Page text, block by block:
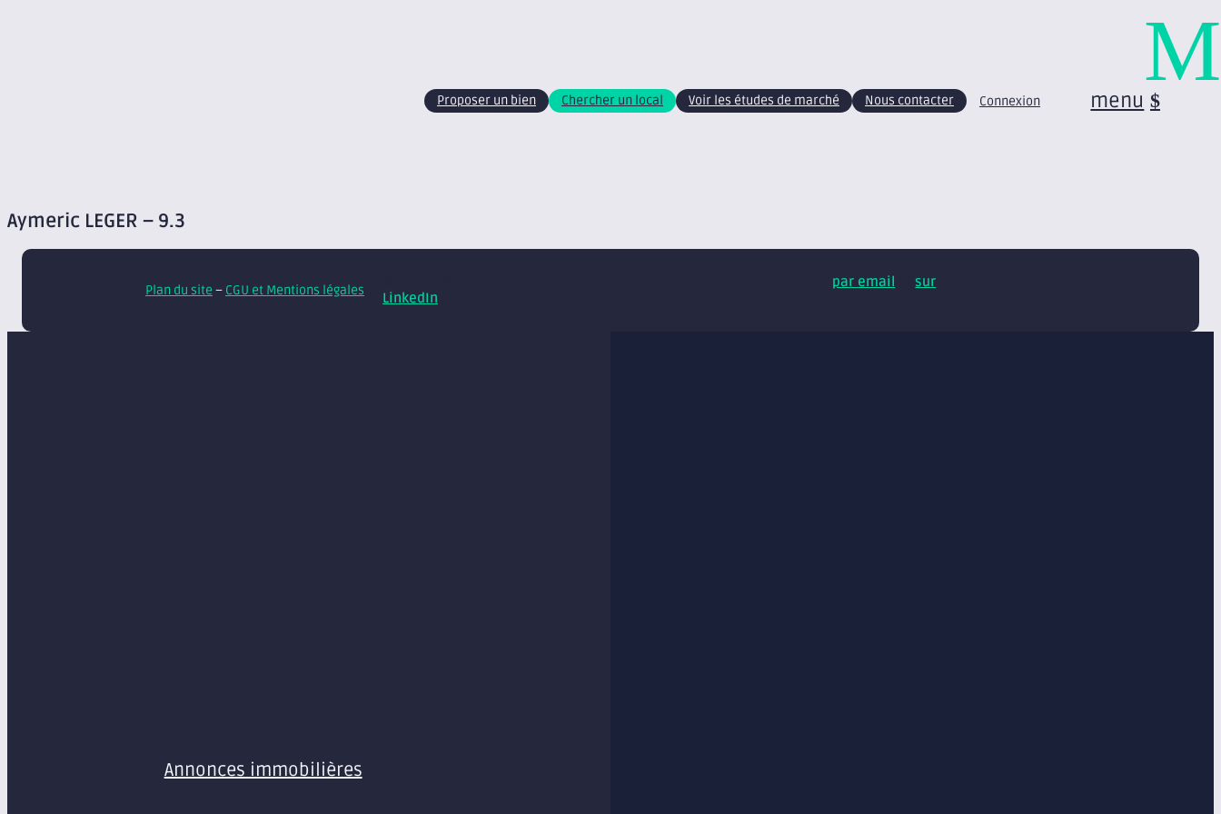
Proposer un bien Chercher un local Voir les études de marché Nous contacter Connexion menu
Aymeric LEGER – 9.3
Plan du site – CGU et Mentions légales par email etsur
LinkedIn
Annonces immobilières
M